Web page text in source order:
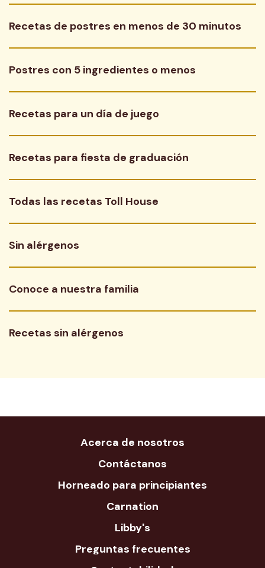
Recetas de postres en menos de 30 minutos
Postres con 5 ingredientes o menos
Recetas para un día de juego
Recetas para fiesta de graduación
Todas las recetas Toll House
Sin alérgenos
Conoce a nuestra familia
Recetas sin alérgenos
Acerca de nosotros
Contáctanos
Horneado para principiantes
Carnation
Libby's
Preguntas frecuentes